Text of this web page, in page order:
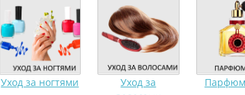
Уход за ногтями
Уход за